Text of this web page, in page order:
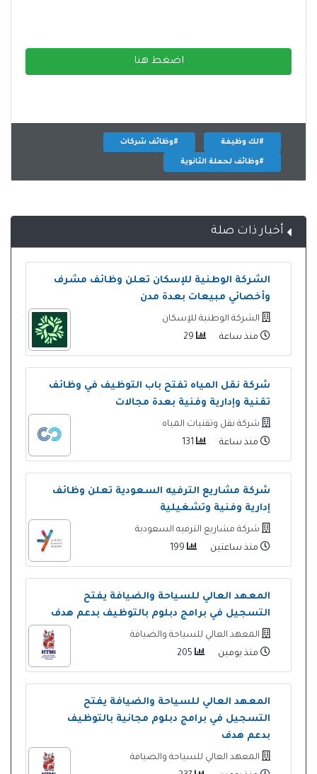
اضغط هنا
#لك وظيفة #وظائف شركات
#وظائف لحملة الثانوية
أخبار ذات صلة
الشركة الوطنية للإسكان تعلن وظائف مشرف
وأخصائي مبيعات بعدة مدن
الشركة الوطنية للإسكان
منذ ساعة
شركة نقل المياه تفتح باب التوظيف في وظائف
تقنية وإدارية وفنية بعدة مجالات
شركة نقل وتقنيات المياه
منذ ساعة
شركة مشاريع الترفيه السعودية تعلن وظائف
إدارية وفنية وتشغيلية
شركة مشاريع الترفيه السعودية
منذ ساعتين
المعهد العالي للسياحة والضيافة يفتح
التسجيل في برامج دبلوم بالتوظيف بدعم هدف
المعهد العالي للسياحة والضيافة
منذ يومين
المعهد العالي للسياحة والضيافة يفتح
التسجيل في برامج دبلوم مجانية بالتوظيف
بدعم هدف
المعهد العالي للسياحة والضيافة